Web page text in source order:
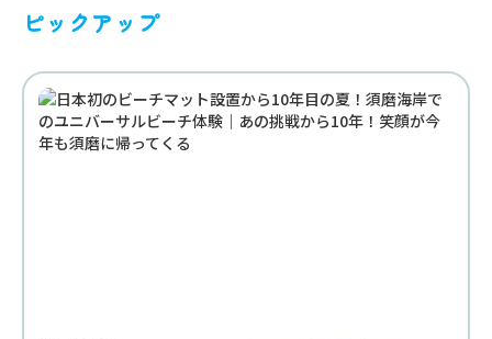
ピックアップ